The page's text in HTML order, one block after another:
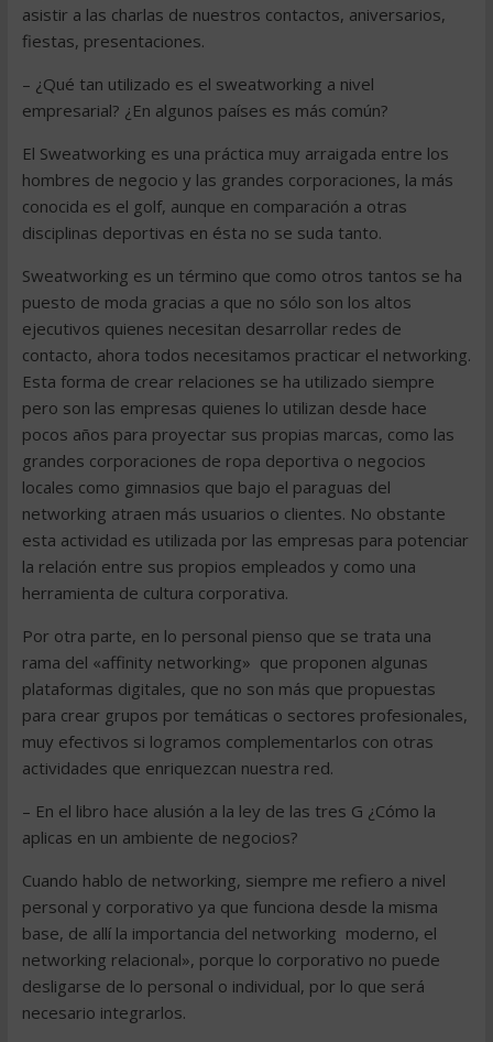
asistir a las charlas de nuestros contactos, aniversarios,
fiestas, presentaciones.
– ¿Qué tan utilizado es el sweatworking a nivel
empresarial? ¿En algunos países es más común?
El Sweatworking es una práctica muy arraigada entre los
hombres de negocio y las grandes corporaciones, la más
conocida es el golf, aunque en comparación a otras
disciplinas deportivas en ésta no se suda tanto.
Sweatworking es un término que como otros tantos se ha
puesto de moda gracias a que no sólo son los altos
ejecutivos quienes necesitan desarrollar redes de
contacto, ahora todos necesitamos practicar el networking.
Esta forma de crear relaciones se ha utilizado siempre
pero son las empresas quienes lo utilizan desde hace
pocos años para proyectar sus propias marcas, como las
grandes corporaciones de ropa deportiva o negocios
locales como gimnasios que bajo el paraguas del
networking atraen más usuarios o clientes. No obstante
esta actividad es utilizada por las empresas para potenciar
la relación entre sus propios empleados y como una
herramienta de cultura corporativa.
Por otra parte, en lo personal pienso que se trata una
rama del «affinity networking» que proponen algunas
plataformas digitales, que no son más que propuestas
para crear grupos por temáticas o sectores profesionales,
muy efectivos si logramos complementarlos con otras
actividades que enriquezcan nuestra red.
– En el libro hace alusión a la ley de las tres G ¿Cómo la
aplicas en un ambiente de negocios?
Cuando hablo de networking, siempre me refiero a nivel
personal y corporativo ya que funciona desde la misma
base, de allí la importancia del networking moderno, el
networking relacional», porque lo corporativo no puede
desligarse de lo personal o individual, por lo que será
necesario integrarlos.